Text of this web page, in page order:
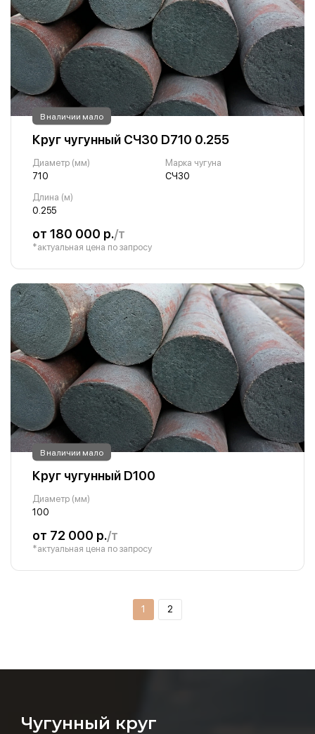
В наличии мало
Круг чугунный СЧ30 D710 0.255
Диаметр (мм)
710
Марка чугуна
СЧ30
Длина (м)
0.255
от 180 000 р./т
*актуальная цена по запросу
В наличии мало
Круг чугунный D100
Диаметр (мм)
100
от 72 000 р./т
*актуальная цена по запросу
1 2
Чугунный круг